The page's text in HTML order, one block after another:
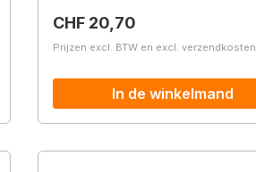
Normale prijs:
CHF 20,70
Prijzen excl. BTW en excl. verzendkosten
In de winkelmand